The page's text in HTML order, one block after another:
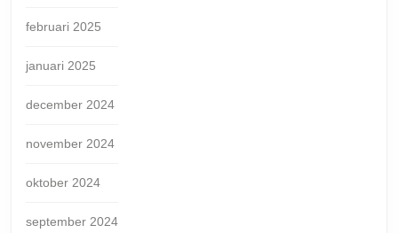
februari 2025
januari 2025
december 2024
november 2024
oktober 2024
september 2024